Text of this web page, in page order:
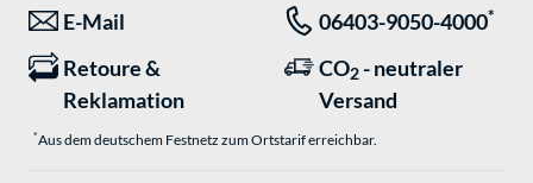
E-Mail 06403-9050-4000*
Retoure &
Reklamation
CO2 - neutraler
Versand
*Aus dem deutschem Festnetz zum Ortstarif erreichbar.